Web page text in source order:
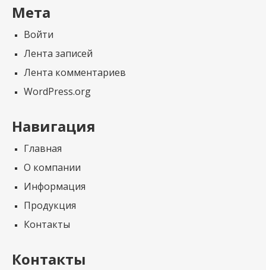
Мета
Войти
Лента записей
Лента комментариев
WordPress.org
Навигация
Главная
О компании
Информация
Продукция
Контакты
Контакты